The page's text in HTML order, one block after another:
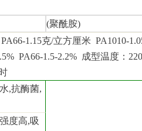
(聚酰胺)
1.15克/立方厘米  PA1010-
PA66-1.5-2.2%  成型温度：
,抗酶菌,
度高,吸